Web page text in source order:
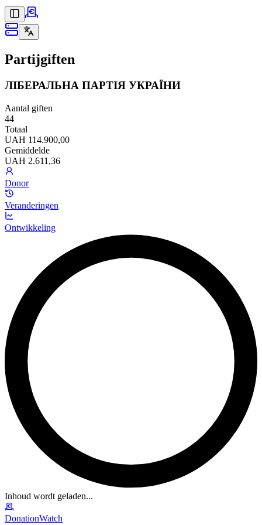
Partijgiften
ЛІБЕРАЛЬНА ПАРТІЯ УКРАЇНИ
Aantal giften
44
Totaal
UAH 114.900,00
Gemiddelde
UAH 2.611,36
Donor
Veranderingen
Ontwikkeling
Inhoud wordt geladen...
DonationWatch